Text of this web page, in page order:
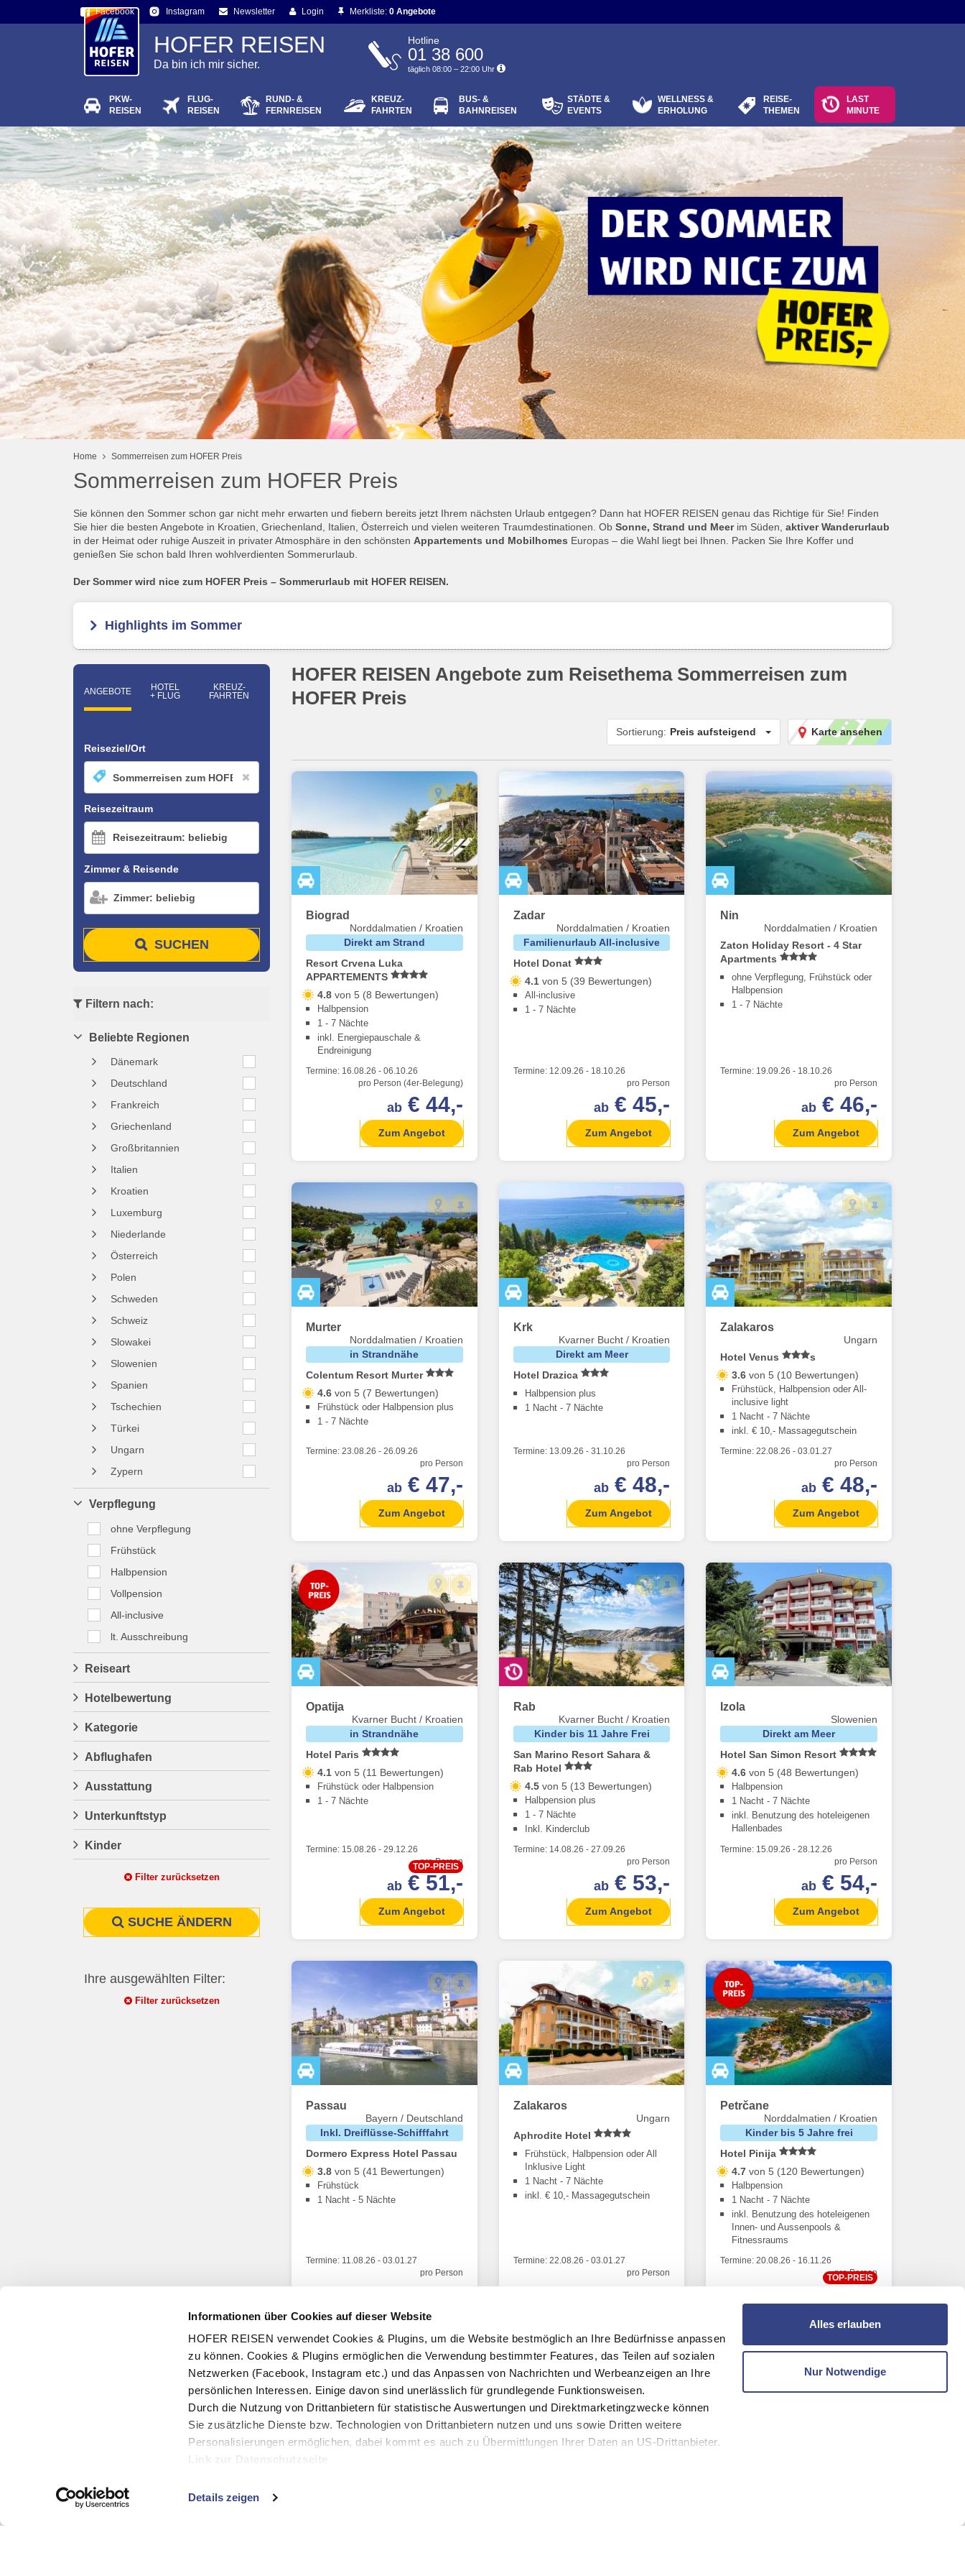
Informationen über Cookies auf dieser Website
HOFER REISEN verwendet Cookies & Plugins, um die Website bestmöglich an Ihre Bedürfnisse anpassen
zu können. Cookies & Plugins ermöglichen die Verwendung bestimmter Features, das Teilen auf sozialen
Netzwerken (Facebook, Instagram etc.) und das Anpassen von Nachrichten und Werbeanzeigen an Ihre
persönlichen Interessen. Einige davon sind unerlässlich für grundlegende Funktionsweisen.
Durch die Nutzung von Drittanbietern für statistische Auswertungen und Direktmarketingzwecke können
Sie zusätzliche Dienste bzw. Technologien von Drittanbietern nutzen und uns sowie Dritten weitere
Personalisierungen ermöglichen, dabei kommt es auch zu Übermittlungen Ihrer Daten an US-Drittanbieter.
Link zur Datenschutzseite
Mit Klick auf "Alles erlauben" stimmen Sie der Verwendung der Cookies & Plugins auf unseren Webseiten
Details zeigen
Alles erlauben
Nur Notwendige
Facebook Instagram Newsletter Login
Passwort vergessen?
Login
Merkliste: 0 Angebote
HOFER REISEN
Da bin ich mir sicher.
Hotline
01 38 600
täglich 08:00 – 22:00 Uhr
PKW-
REISEN
FLUG-
REISEN
RUND- &
FERNREISEN
KREUZ-
FAHRTEN
BUS- &
BAHNREISEN
STÄDTE &
EVENTS
WELLNESS &
ERHOLUNG
REISE-
THEMEN
LAST
MINUTE
Home Sommerreisen zum HOFER Preis
Sommerreisen zum HOFER Preis
Sie können den Sommer schon gar nicht mehr erwarten und fiebern bereits jetzt Ihrem nächsten Urlaub entgegen? Dann hat HOFER REISEN genau das Richtige für Sie! Finden
Sie hier die besten Angebote in Kroatien, Griechenland, Italien, Österreich und vielen weiteren Traumdestinationen. Ob Sonne, Strand und Meerim Süden, aktiver Wanderurlaub
in der Heimat oder ruhige Auszeit in privater Atmosphäre in den schönsten Appartements und Mobilhomes Europas – die Wahl liegt bei Ihnen. Packen Sie Ihre Koffer und
genießen Sie schon bald Ihren wohlverdienten Sommerurlaub.
Der Sommer wird nice zum HOFER Preis – Sommerurlaub mit HOFER REISEN.
Highlights im Sommer
ANGEBOTE
HOTEL
+ FLUG
KREUZ­
FAHRTEN
Reiseziel/Ort
Reisezeitraum
Reisezeitraum: beliebig
Zimmer & Reisende
Zimmer: beliebig
SUCHEN
Filtern nach:
Beliebte Regionen
Dänemark
Deutschland
Frankreich
Griechenland
Großbritannien
Italien
Kroatien
Luxemburg
Niederlande
Österreich
Polen
Schweden
Schweiz
Slowakei
Slowenien
Spanien
Tschechien
Türkei
Ungarn
Zypern
Verpflegung
ohne Verpflegung
Frühstück
Halbpension
Vollpension
All-inclusive
lt. Ausschreibung
Reiseart
Hotelbewertung
Kategorie
Abflughafen
Ausstattung
Unterkunftstyp
Kinder
Filter zurücksetzen
SUCHE ÄNDERN
Ihre ausgewählten Filter:
Filter zurücksetzen
HOFER REISEN Angebote zum Reisethema Sommerreisen zum
HOFER Preis
Karte ansehen
Sortierung: Preis aufsteigend
Biograd
Norddalmatien / Kroatien
Direkt am Strand
Resort Crvena Luka
APPARTEMENTS
4.8 von 5 (8 Bewertungen)
Halbpension
1 - 7 Nächte
inkl. Energiepauschale &
Endreinigung
Termine: 16.08.26 -06.10.26
pro Person (4er-Belegung)
ab € 44,-
Zum Angebot
Zadar
Norddalmatien / Kroatien
Familienurlaub All-inclusive
Hotel Donat
4.1von 5 (39 Bewertungen)
All-inclusive
1 - 7 Nächte
Termine: 12.09.26 - 18.10.26
pro Person
ab € 45,-
Zum Angebot
Nin
Norddalmatien / Kroatien
Zaton Holiday Resort - 4 Star
Apartments
ohne Verpflegung, Frühstück oder
Halbpension
1 - 7 Nächte
Termine: 19.09.26 - 18.10.26
pro Person
ab € 46,-
Zum Angebot
Murter
Norddalmatien / Kroatien
in Strandnähe
Colentum Resort Murter
4.6 von 5 (7 Bewertungen)
Frühstück oder Halbpension plus
1 - 7 Nächte
Termine:23.08.26 -26.09.26
pro Person
ab € 47,-
Zum Angebot
Krk
Kvarner Bucht / Kroatien
Direkt am Meer
Hotel Drazica
Halbpension plus
1 Nacht - 7 Nächte
Termine: 13.09.26 - 31.10.26
pro Person
ab € 48,-
Zum Angebot
Zalakaros
Ungarn
Hotel Venus
s
3.6 von 5 (10 Bewertungen)
Frühstück, Halbpension oder All-
inclusive light
1 Nacht - 7 Nächte
inkl. € 10,- Massagegutschein
Termine:22.08.26 -03.01.27
pro Person
ab € 48,-
Zum Angebot
Opatija
Kvarner Bucht / Kroatien
in Strandnähe
Hotel Paris
4.1 von 5 (11 Bewertungen)
Frühstück oder Halbpension
1 - 7 Nächte
Termine: 15.08.26 -29.12.26
pro Person
TOP-PREIS
ab € 51,-
Zum Angebot
Rab
Kvarner Bucht / Kroatien
Kinder bis 11 Jahre Frei
San Marino Resort Sahara &
Rab Hotel
4.5von 5 (13 Bewertungen)
Halbpension plus
1 - 7 Nächte
Inkl. Kinderclub
Termine: 14.08.26 - 27.09.26
pro Person
ab € 53,-
Zum Angebot
Izola
Slowenien
Direkt am Meer
Hotel San Simon Resort
4.6 von 5 (48 Bewertungen)
Halbpension
1 Nacht - 7 Nächte
inkl. Benutzung des hoteleigenen
Hallenbades
Termine: 15.09.26 -28.12.26
pro Person
ab € 54,-
Zum Angebot
Passau
Bayern / Deutschland
Inkl. Dreiflüsse-Schifffahrt
Dormero Express Hotel Passau
3.8 von 5 (41 Bewertungen)
Frühstück
1 Nacht - 5 Nächte
Termine: 11.08.26 -03.01.27
pro Person
Zum Angebot
Zalakaros
Ungarn
Aphrodite Hotel
Frühstück, Halbpension oder All
Inklusive Light
1 Nacht - 7 Nächte
inkl. € 10,- Massagegutschein
Termine: 22.08.26 - 03.01.27
pro Person
Petrčane
Norddalmatien / Kroatien
Kinder bis 5 Jahre frei
Hotel Pinija
4.7 von 5 (120 Bewertungen)
Halbpension
1 Nacht - 7 Nächte
inkl. Benutzung des hoteleigenen
Innen- und Aussenpools &
Fitnessraums
Termine:20.08.26 - 16.11.26
pro Person
TOP-PREIS
Zum Angebot